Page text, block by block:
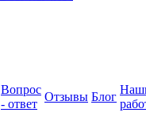
Вопрос
- ответ
Отзывы Блог